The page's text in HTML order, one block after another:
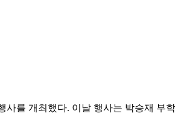
를 개최했다. 이날 행사는 박승재 부